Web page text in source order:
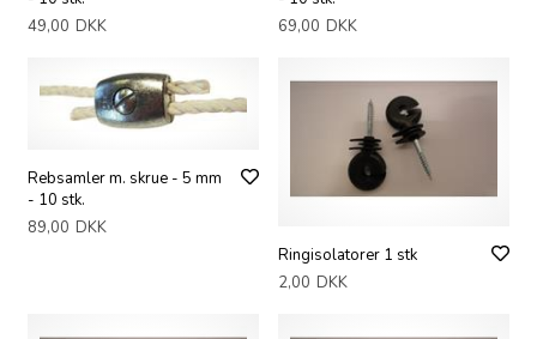
49,00 DKK
69,00 DKK
Rebsamler m. skrue - 5 mm
- 10 stk.
89,00 DKK
Ringisolatorer 1 stk
2,00 DKK